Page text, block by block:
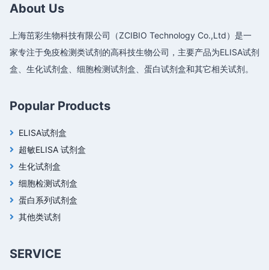
About Us
上海茁彩生物科技有限公司（ZCIBIO Technology Co.,Ltd）是一
家专注于免疫检测类试剂的高科技生物公司，主要产品为ELISA试剂
盒、生化试剂盒、细胞检测试剂盒、蛋白试剂盒和其它相关试剂。
Popular Products
ELISA试剂盒
超敏ELISA 试剂盒
生化试剂盒
细胞检测试剂盒
蛋白系列试剂盒
其他类试剂
SERVICE